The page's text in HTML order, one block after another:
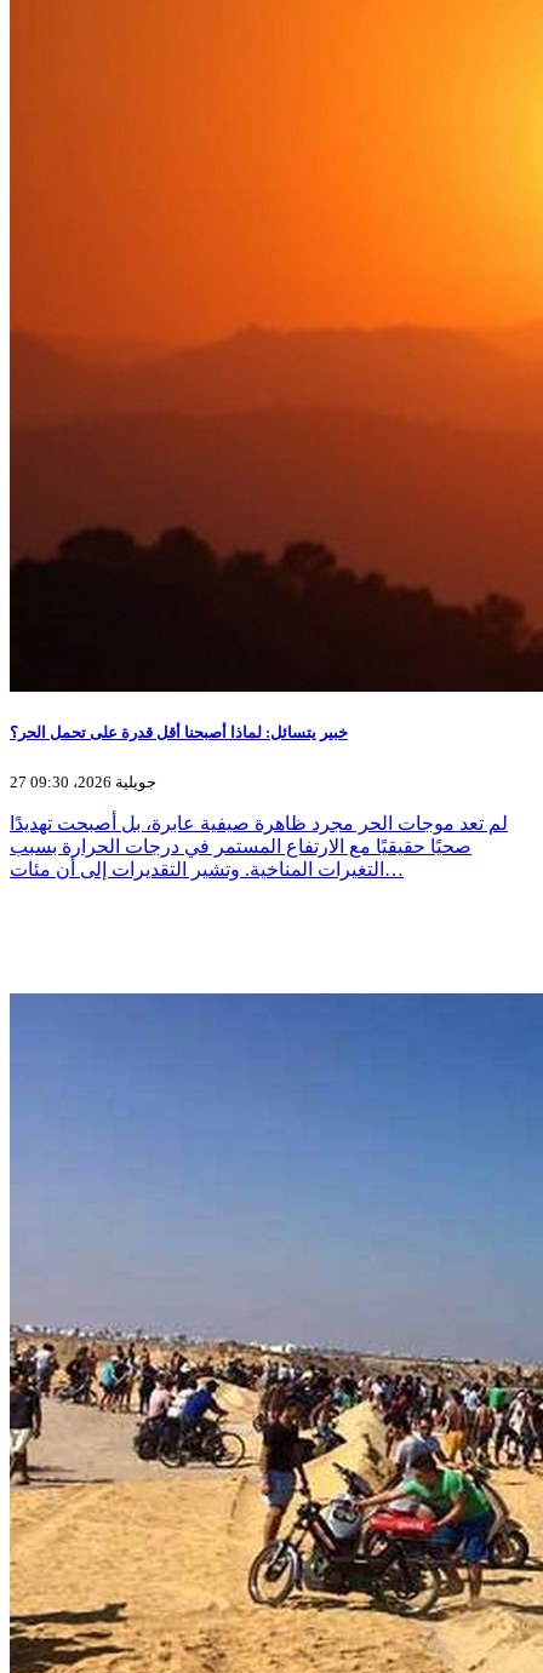
خبير يتسائل: لماذا أصبحنا أقل قدرة على تحمل الحر؟
27 جويلية 2026، 09:30
لم تعد موجات الحر مجرد ظاهرة صيفية عابرة، بل أصبحت تهديدًا
صحيًا حقيقيًا مع الارتفاع المستمر في درجات الحرارة بسبب
التغيرات المناخية. وتشير التقديرات إلى أن مئات…